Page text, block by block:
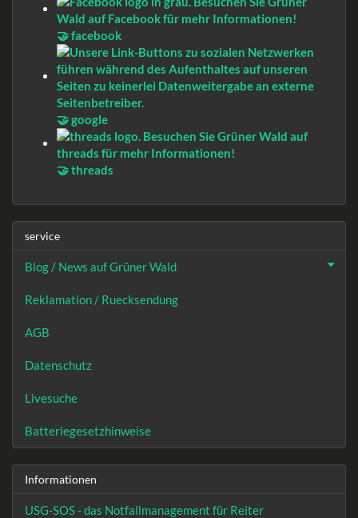
🤝 facebook
🤝 google
🤝 threads
service
Blog / News auf Grüner Wald
Reklamation / Ruecksendung
AGB
Datenschutz
Livesuche
Batteriegesetzhinweise
Informationen
USG-SOS - das Notfallmanagement für Reiter